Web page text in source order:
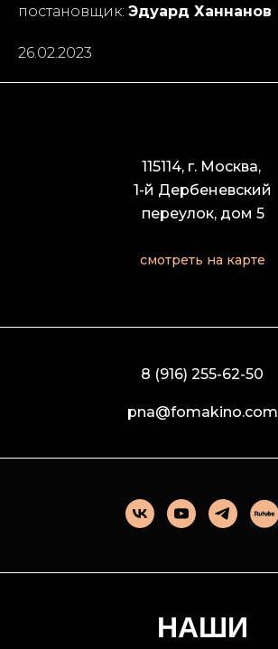
постановщик: Эдуард Ханнанов
26.02.2023
115114, г. Москва,
1-й Дербеневский
переулок, дом 5
смотреть на карте
8 (916) 255-62-50
pna@fomakino.com
НАШИ